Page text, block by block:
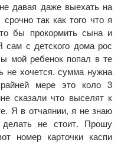
давая даже выехать на
так как того что я
бы прокормить сына и
сам с детского дома рос
мой ребенок попал в те
не хочется. сумма нужна
мере это коло 3
сказали что выселят к
Я в отчаянии, я не знаю
не стоит. Прошу
номер карточки каспи